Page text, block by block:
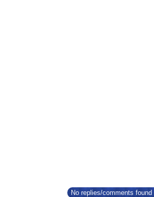
No replies/comments